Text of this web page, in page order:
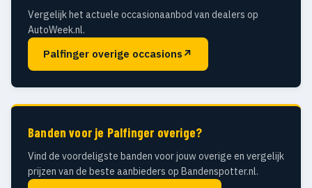
Vergelijk het actuele occasionaanbod van dealers op
AutoWeek.nl.
Palfinger overige occasions ↗
Banden voor je Palfinger overige?
Vind de voordeligste banden voor jouw overige en vergelijk
prijzen van de beste aanbieders op Bandenspotter.nl.